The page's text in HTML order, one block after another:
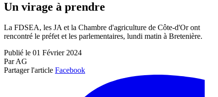
Un virage à prendre
La FDSEA, les JA et la Chambre d'agriculture de Côte-d'Or ont
rencontré le préfet et les parlementaires, lundi matin à Bretenière.
Publié le 01 Février 2024
Par AG
Partager l'article Facebook